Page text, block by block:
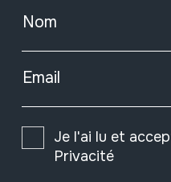
Nom
Email
Je l'ai lu et
Privacité